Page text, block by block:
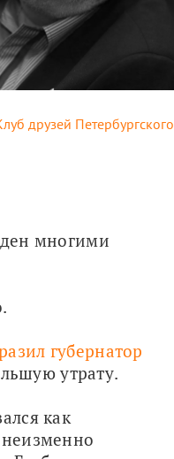
друзей Петербургского
многими
губернатор
утрату.
как